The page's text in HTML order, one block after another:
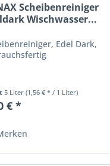
Scheibenreiniger
Wischwasser...
Edel Dark,
5 Liter(1,56 € * / 1 Liter)
€ *